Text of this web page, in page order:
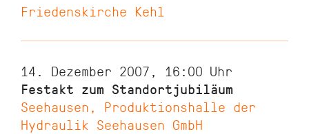
Friedenskirche Kehl
14. Dezember 2007, 16:00 Uhr
Festakt zum Standortjubiläum
Seehausen, Produktionshalle der
Hydraulik Seehausen GmbH